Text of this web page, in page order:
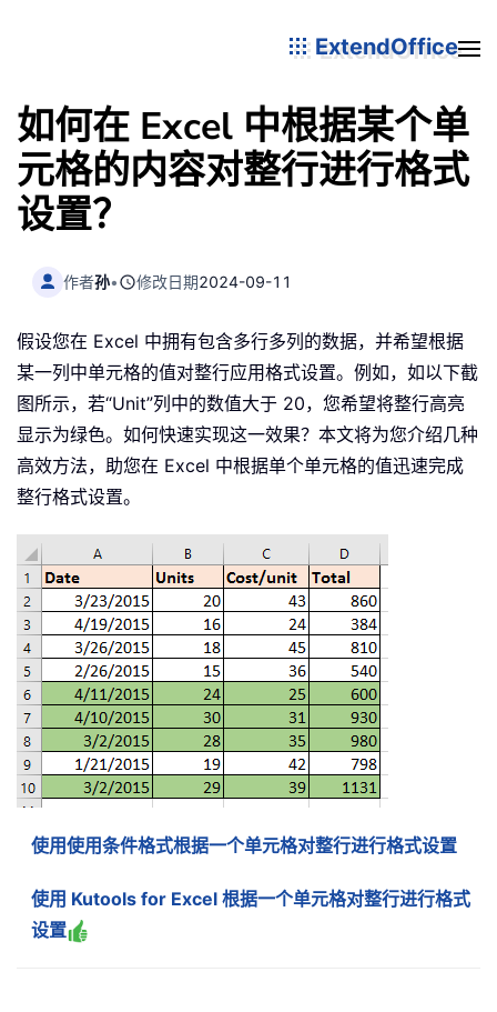
ExtendOffice
如何在 Excel 中根据某个单
元格的内容对整行进行格式
设置？
作者孙• 修改日期2024-09-11
假设您在 Excel 中拥有包含多行多列的数据，并希望根据
某一列中单元格的值对整行应用格式设置。例如，如以下截
图所示，若“Unit”列中的数值大于 20，您希望将整行高亮
显示为绿色。如何快速实现这一效果？本文将为您介绍几种
高效方法，助您在 Excel 中根据单个单元格的值迅速完成
整行格式设置。
使用使用条件格式根据一个单元格对整行进行格式设置
使用 Kutools for Excel 根据一个单元格对整行进行格式
设置